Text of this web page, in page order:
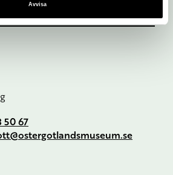
Avvisa
50 67